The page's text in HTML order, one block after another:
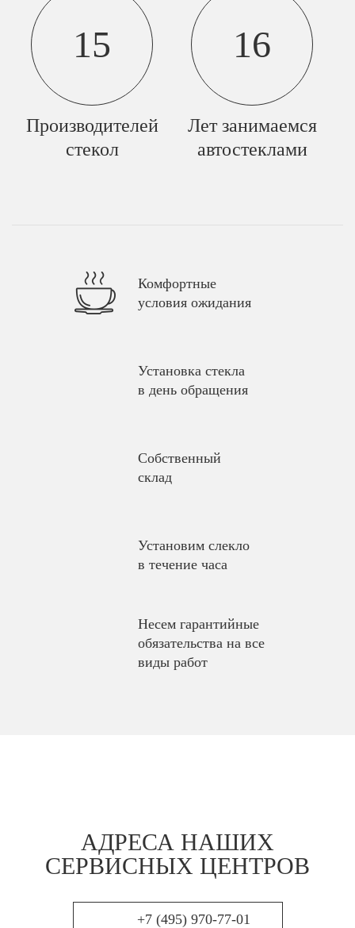
15
Производителей
стекол
16
Лет занимаемся
автостеклами
Комфортные
условия ожидания
Установка стекла
в день обращения
Собственный
склад
Установим слекло
в течение часа
Несем гарантийные
обязательства на все
виды работ
АДРЕСА НАШИХ
СЕРВИСНЫХ ЦЕНТРОВ
+7 (495) 970-77-01